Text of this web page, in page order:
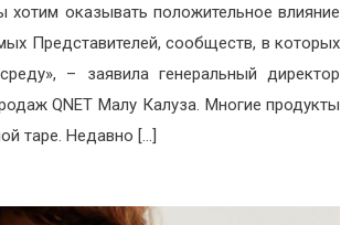
оказывать положительное влияние
Представителей, сообществ, в которых
– заявила генеральный директор
QNET Малу Калуза. Многие продукты
таре. Недавно […]